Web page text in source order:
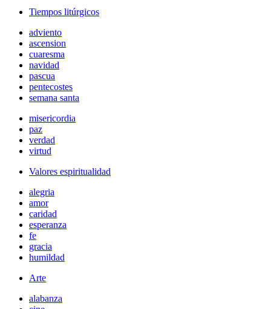
Tiempos litúrgicos
adviento
ascension
cuaresma
navidad
pascua
pentecostes
semana santa
misericordia
paz
verdad
virtud
Valores espiritualidad
alegria
amor
caridad
esperanza
fe
gracia
humildad
Arte
alabanza